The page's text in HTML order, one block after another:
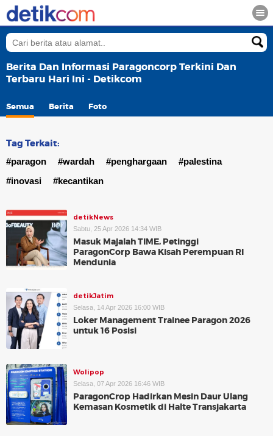
Berita Dan Informasi Paragoncorp Terkini Dan
Terbaru Hari Ini - Detikcom
Semua Berita Foto
Tag Terkait:
#paragon #wardah #penghargaan
#palestina
#inovasi
#kecantikan
detikNews
Sabtu, 25 Apr 2026 14:34 WIB
Masuk Majalah TIME, Petinggi
ParagonCorp Bawa Kisah Perempuan RI
Mendunia
detikJatim
Selasa, 14 Apr 2026 16:00 WIB
Loker Management Trainee Paragon 2026
untuk 16 Posisi
Wolipop
Selasa, 07 Apr 2026 16:46 WIB
ParagonCrop Hadirkan Mesin Daur Ulang
Kemasan Kosmetik di Halte Transjakarta